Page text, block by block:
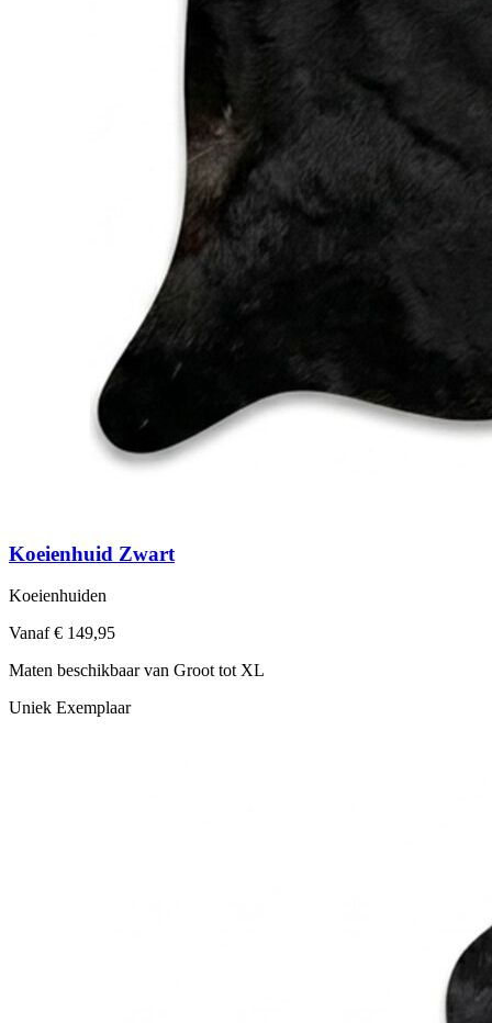
Koeienhuid Zwart
Koeienhuiden
Vanaf € 149,95
Maten beschikbaar van Groot tot XL
Uniek Exemplaar